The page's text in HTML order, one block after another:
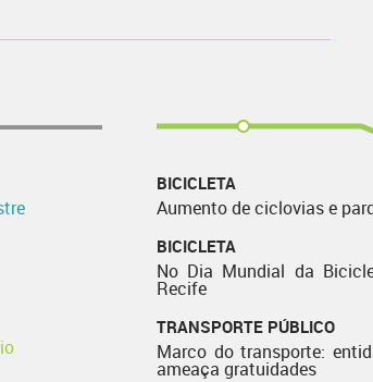
BICICLETA
Aumento de ciclovias e
BICICLETA
No Dia Mundial da
Recife
TRANSPORTE PÚBLICO
Marco do transporte:
ameaça gratuidades